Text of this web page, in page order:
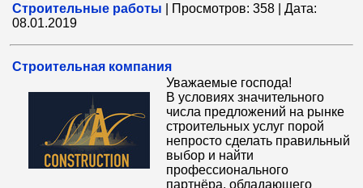
Строительные работы
Просмотров: 358
Дата:
08.01.2019
Cтроительная компания
Уважаемые господа!
В условиях значительного
числа предложений на рынке
строительных услуг порой
непросто сделать правильный
выбор и найти
профессионального
партнёра, обладающего